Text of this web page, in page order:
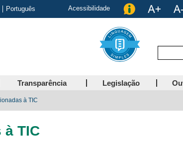
Acessibilidade
Português
Transparência Legislação
à TIC
TIC